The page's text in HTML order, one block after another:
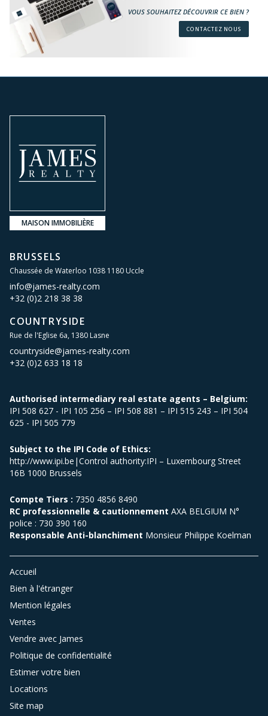
VOUS SOUHAITEZ DÉCOUVRIR CE BIEN ?
CONTACTEZ NOUS
MAISON IMMOBILIÈRE
BRUSSELS
Chaussée de Waterloo 1038 1180 Uccle
info@james-realty.com
+32 (0)2 218 38 38
COUNTRYSIDE
Rue de l'Eglise 6a, 1380 Lasne
countryside@james-realty.com
+32 (0)2 633 18 18
Authorised intermediary real estate agents – Belgium:
IPI 508 627 - IPI 105 256 – IPI 508 881 – IPI 515 243 – IPI 504
625 - IPI 505 779
Subject to the IPI Code of Ethics:
http://www.ipi.be|Control authority:IPI – Luxembourg Street
16B 1000 Brussels
Compte Tiers : 7350 4856 8490
RC professionnelle & cautionnement AXA BELGIUM N°
police : 730 390 160
Responsable Anti-blanchiment Monsieur Philippe Koelman
Accueil
Bien à l'étranger
Mention légales
Ventes
Vendre avec James
Politique de confidentialité
Estimer votre bien
Locations
Site map